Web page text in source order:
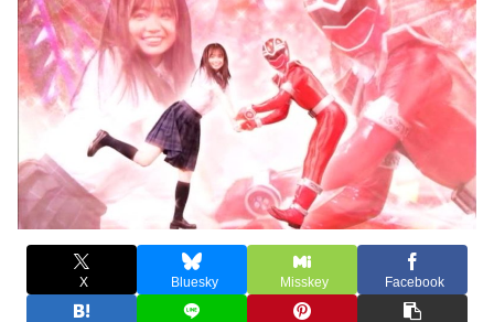
X Bluesky Misskey Facebook